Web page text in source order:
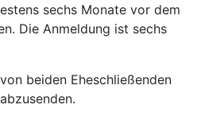
sechs Monate vor dem
Die Anmeldung ist sechs
beiden Eheschließenden